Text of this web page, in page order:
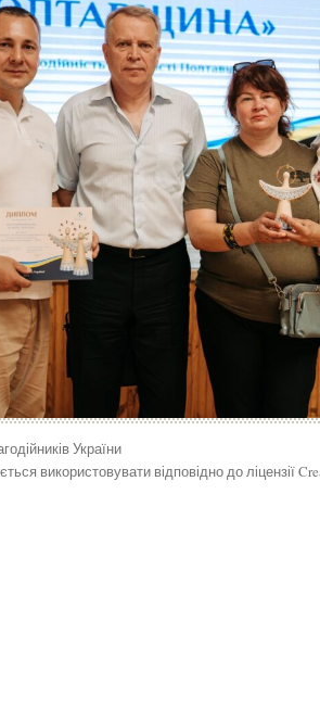
України
використовувати відповідно до ліцензії